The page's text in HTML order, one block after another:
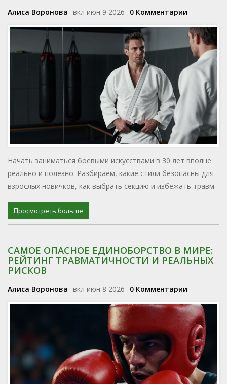
Алиса Воронова вкл июн 9 2026 0 Комментарии
Начать заниматься боевыми искусствами в 30 лет вполне
реально и полезно. Разбираем, какие стили безопасны для
взрослых новичков, как выбрать секцию и избежать травм.
Просмотреть больше
САМОЕ ОПАСНОЕ ЕДИНОБОРСТВО В МИРЕ:
РЕЙТИНГ ТРАВМАТИЧНОСТИ И РЕАЛЬНЫХ
РИСКОВ
Алиса Воронова вкл июн 8 2026 0 Комментарии